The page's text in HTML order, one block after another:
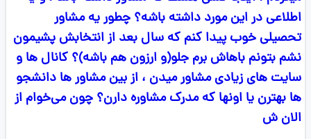
اطلاعی در این مورد داشته باشه؟ چطور یه مشاور
تحصیلی خوب پیدا کنم که سال بعد از انتخابش پشیمون
نشم بتونم باهاش برم جلو(و ارزون هم باشه)؟ کانال ها و
سایت های زیادی مشاور میدن ، از بین مشاور ها دانشجو
ها بهترن یا اونها که مدرک مشاوره دارن؟ چون می‌خوام از
الان ش